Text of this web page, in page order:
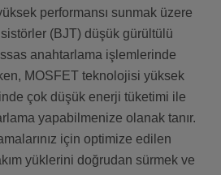
performansı sunmak üzere
(BJT) düşük gürültülü
anahtarlama işlemlerinde
MOSFET teknolojisi yüksek
çok düşük enerji tüketimi ile
yapabilmenize olanak tanır.
için optimize edilen
yüklerini doğrudan sürmek ve